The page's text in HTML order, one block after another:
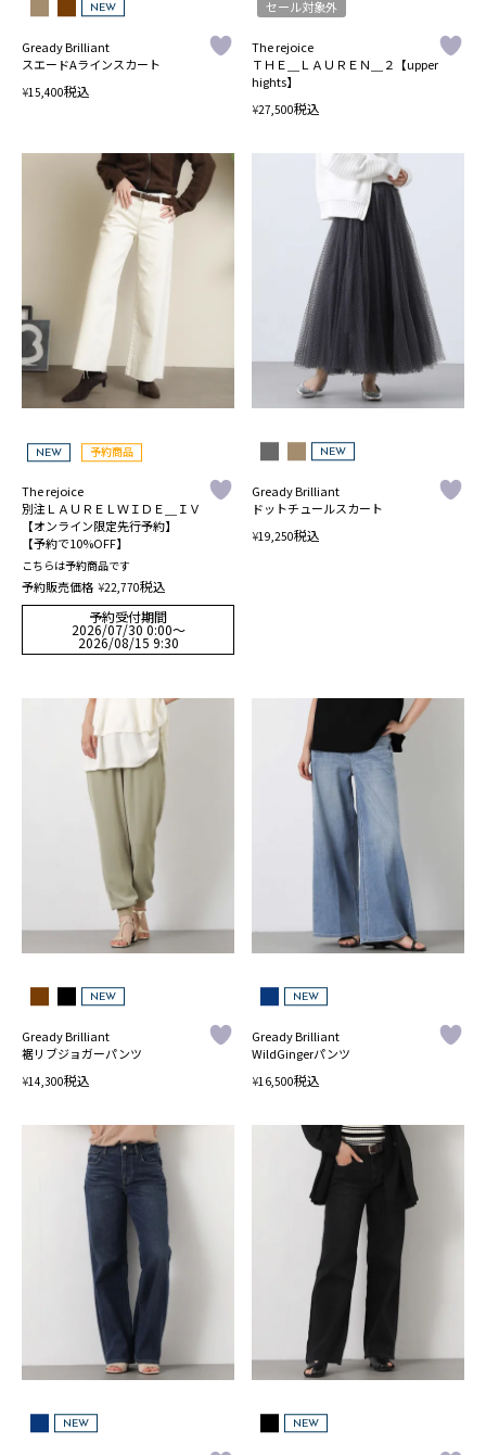
NEW
Gready Brilliant
スエードAラインスカート
¥15,400税込
セール対象外
The rejoice
ＴＨＥ＿ＬＡＵＲＥＮ＿２【upper
hights】
¥27,500税込
NEW 予約商品
The rejoice
別注ＬＡＵＲＥＬＷＩＤＥ＿ＩＶ
【オンライン限定先行予約】
【予約で10%OFF】
こちらは予約商品です
予約販売価格 ¥22,770税込
予約受付期間
2026/07/30 0:00〜
2026/08/15 9:30
NEW
Gready Brilliant
ドットチュールスカート
¥19,250税込
NEW
Gready Brilliant
裾リブジョガーパンツ
¥14,300税込
NEW
Gready Brilliant
WildGingerパンツ
¥16,500税込
NEW NEW